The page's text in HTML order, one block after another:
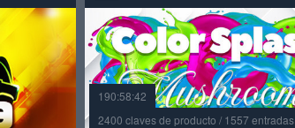
190:58:42
2400 claves de producto / 1557 entradas